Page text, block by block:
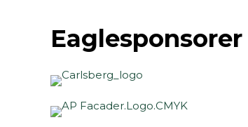
Eaglesponsorer